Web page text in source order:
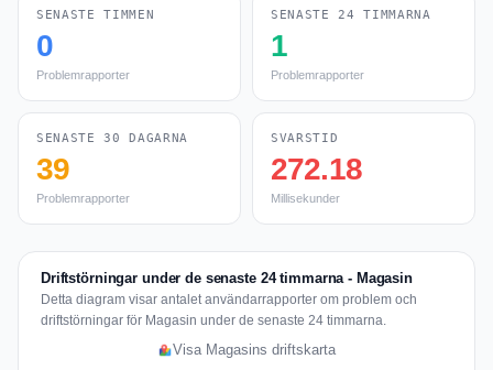
SENASTE TIMMEN
0
Problemrapporter
SENASTE 24 TIMMARNA
1
Problemrapporter
SENASTE 30 DAGARNA
39
Problemrapporter
SVARSTID
272.18
Millisekunder
Driftstörningar under de senaste 24 timmarna - Magasin
Detta diagram visar antalet användarrapporter om problem och
driftstörningar för Magasin under de senaste 24 timmarna.
Visa Magasins driftskarta